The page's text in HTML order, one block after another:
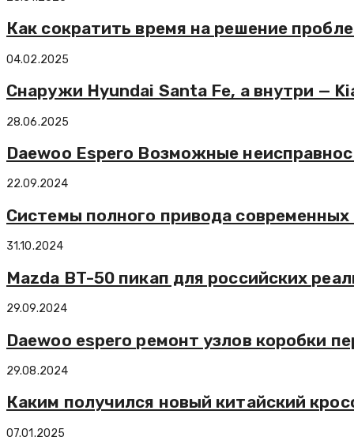
Как сократить время на решение
04.02.2025
Снаружи Hyundai Santa Fe, а внутри —
28.06.2025
Daewoo Espero Возможные
22.09.2024
Системы полного привода
31.10.2024
Mazda BT-50 пикап для российских
29.09.2024
Daewoo espero ремонт узлов коробки
29.08.2024
Каким получился новый китайский
07.01.2025